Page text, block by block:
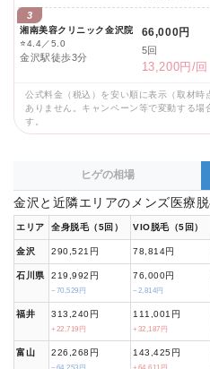
3
湘南美容クリニック金沢院
⭐4.4／5.0
金沢駅徒歩3分
66,000円
5回
13,200円/回
公式料金（税込）を安い順に表示（取材時
ありません。キャンペーン等で変動する場
す。
ヒゲの相場
金沢と近隣エリアのメンズ医療
エリア 全身脱毛（5回） VIO脱毛（5回）
金沢 290,521円 78,814円
石川県 219,992円
−70,529円
76,000円
−2,814円
福井 313,240円
+22,719円
111,001円
+32,187円
富山 226,268円 143,425円